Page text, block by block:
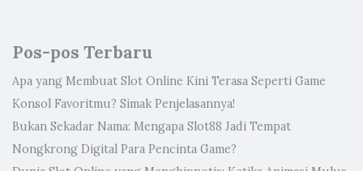
Pos-pos Terbaru
Apa yang Membuat Slot Online Kini Terasa Seperti Game
Konsol Favoritmu? Simak Penjelasannya!
Bukan Sekadar Nama: Mengapa Slot88 Jadi Tempat
Nongkrong Digital Para Pencinta Game?